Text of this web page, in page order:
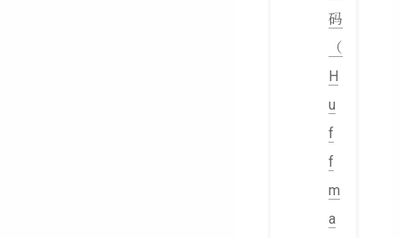
码
（
H
u
f
f
m
a